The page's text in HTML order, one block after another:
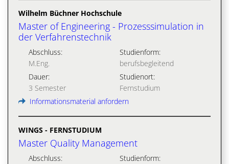
Wilhelm Büchner Hochschule
Master of Engineering - Prozesssimulation in
der Verfahrenstechnik
Abschluss:
M.Eng.
Studienform:
berufsbegleitend
Dauer:
3 Semester
Studienort:
Fernstudium
Informationsmaterial anfordern
WINGS - FERNSTUDIUM
Master Quality Management
Abschluss:
Studienform: